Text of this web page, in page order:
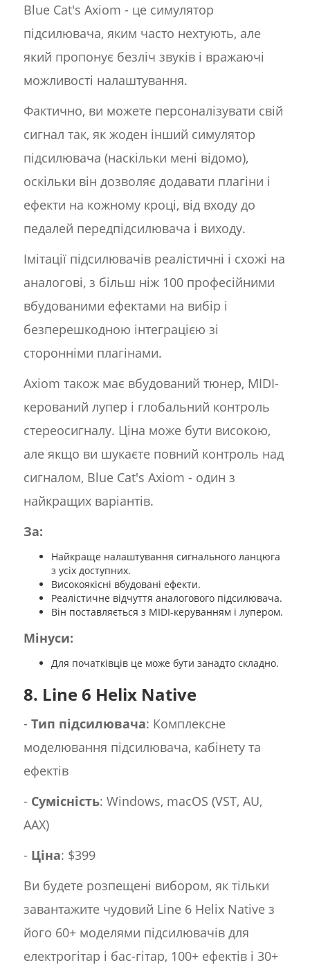
Blue Cat's Axiom - це симулятор
підсилювача, яким часто нехтують, але
який пропонує безліч звуків і вражаючі
можливості налаштування.
Фактично, ви можете персоналізувати свій
сигнал так, як жоден інший симулятор
підсилювача (наскільки мені відомо),
оскільки він дозволяє додавати плагіни і
ефекти на кожному кроці, від входу до
педалей передпідсилювача і виходу.
Імітації підсилювачів реалістичні і схожі на
аналогові, з більш ніж 100 професійними
вбудованими ефектами на вибір і
безперешкодною інтеграцією зі
сторонніми плагінами.
Axiom також має вбудований тюнер, MIDI-
керований лупер і глобальний контроль
стереосигналу. Ціна може бути високою,
але якщо ви шукаєте повний контроль над
сигналом, Blue Cat's Axiom - один з
найкращих варіантів.
За:
Найкраще налаштування сигнального ланцюга
з усіх доступних.
Високоякісні вбудовані ефекти.
Реалістичне відчуття аналогового підсилювача.
Він поставляється з MIDI-керуванням і лупером.
Мінуси:
Для початківців це може бути занадто складно.
8. Line 6 Helix Native
- Тип підсилювача: Комплексне
моделювання підсилювача, кабінету та
ефектів
- Сумісність: Windows, macOS (VST, AU,
AAX)
- Ціна: $399
Ви будете розпещені вибором, як тільки
завантажите чудовий Line 6 Helix Native з
його 60+ моделями підсилювачів для
електрогітар і бас-гітар, 100+ ефектів і 30+